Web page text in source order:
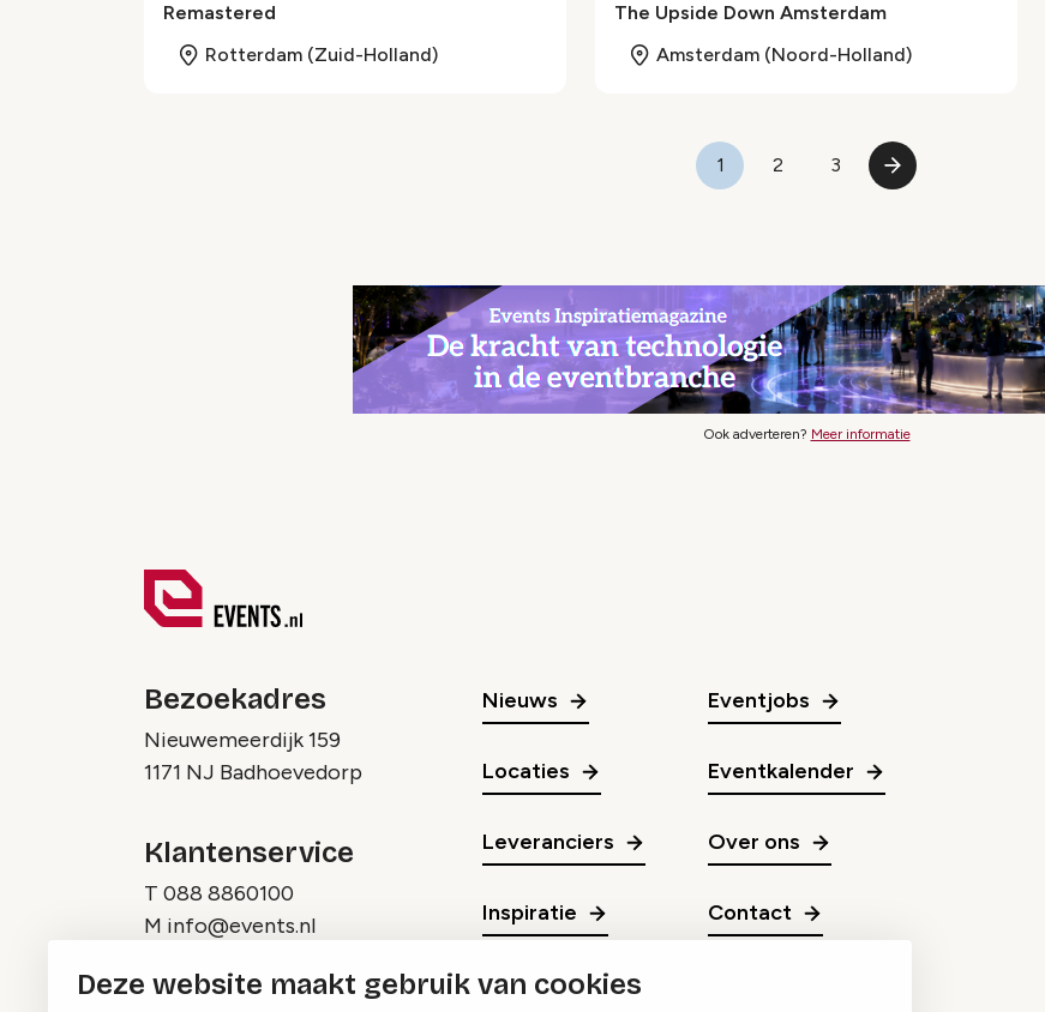
Deze website maakt gebruik van cookies
Remastered
Rotterdam (Zuid-Holland)
The Upside Down Amsterdam
Amsterdam (Noord-Holland)
Pagina
1
Pagina
2
Pagina
3
Volgende
Ook adverteren? Meer informatie
Bezoekadres
Nieuwemeerdijk 159
1171 NJ Badhoevedorp
Klantenservice
T 088 8860100
M info@events.nl
Nieuws
Locaties
Leveranciers
Inspiratie
Eventjobs
Eventkalender
Over ons
Contact